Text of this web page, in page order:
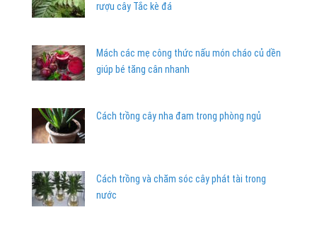
rượu cây Tắc kè đá
Mách các mẹ công thức nấu món cháo củ dền
giúp bé tăng cân nhanh
Cách trồng cây nha đam trong phòng ngủ
Cách trồng và chăm sóc cây phát tài trong
nước